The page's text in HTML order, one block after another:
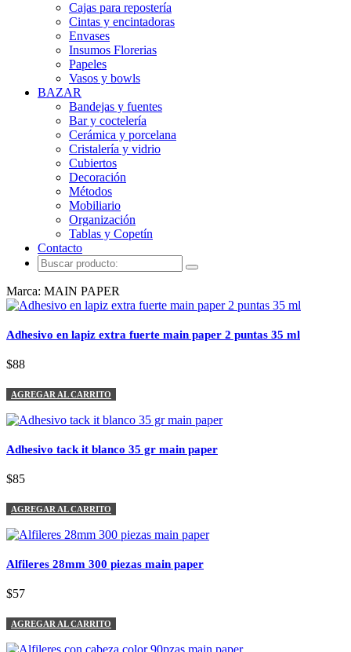
Cajas para repostería
Cintas y encintadoras
Envases
Insumos Florerias
Papeles
Vasos y bowls
BAZAR
Bandejas y fuentes
Bar y coctelería
Cerámica y porcelana
Cristalería y vidrio
Cubiertos
Decoración
Métodos
Mobiliario
Organización
Tablas y Copetín
Contacto
Marca: MAIN PAPER
Adhesivo en lapiz extra fuerte main paper 2 puntas 35 ml
$88
AGREGAR AL CARRITO
Adhesivo tack it blanco 35 gr main paper
$85
AGREGAR AL CARRITO
Alfileres 28mm 300 piezas main paper
$57
AGREGAR AL CARRITO